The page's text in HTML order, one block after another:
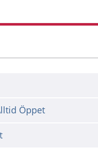
Öppet